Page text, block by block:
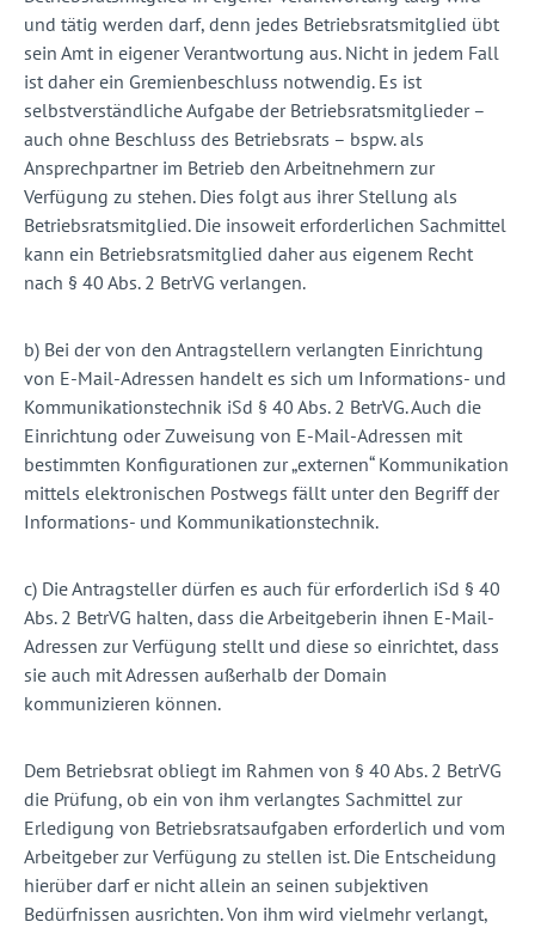
und tätig werden darf, denn jedes Betriebsratsmitglied übt
sein Amt in eigener Verantwortung aus. Nicht in jedem Fall
ist daher ein Gremienbeschluss notwendig. Es ist
selbstverständliche Aufgabe der Betriebsratsmitglieder –
auch ohne Beschluss des Betriebsrats – bspw. als
Ansprechpartner im Betrieb den Arbeitnehmern zur
Verfügung zu stehen. Dies folgt aus ihrer Stellung als
Betriebsratsmitglied. Die insoweit erforderlichen Sachmittel
kann ein Betriebsratsmitglied daher aus eigenem Recht
nach § 40 Abs. 2 BetrVG verlangen.
b) Bei der von den Antragstellern verlangten Einrichtung
von E-Mail-Adressen handelt es sich um Informations- und
Kommunikationstechnik iSd § 40 Abs. 2 BetrVG. Auch die
Einrichtung oder Zuweisung von E-Mail-Adressen mit
bestimmten Konfigurationen zur „externen“ Kommunikation
mittels elektronischen Postwegs fällt unter den Begriff der
Informations- und Kommunikationstechnik.
c) Die Antragsteller dürfen es auch für erforderlich iSd § 40
Abs. 2 BetrVG halten, dass die Arbeitgeberin ihnen E-Mail-
Adressen zur Verfügung stellt und diese so einrichtet, dass
sie auch mit Adressen außerhalb der Domain
kommunizieren können.
Dem Betriebsrat obliegt im Rahmen von § 40 Abs. 2 BetrVG
die Prüfung, ob ein von ihm verlangtes Sachmittel zur
Erledigung von Betriebsratsaufgaben erforderlich und vom
Arbeitgeber zur Verfügung zu stellen ist. Die Entscheidung
hierüber darf er nicht allein an seinen subjektiven
Bedürfnissen ausrichten. Von ihm wird vielmehr verlangt,